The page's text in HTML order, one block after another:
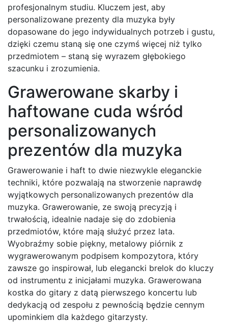
profesjonalnym studiu. Kluczem jest, aby
personalizowane prezenty dla muzyka były
dopasowane do jego indywidualnych potrzeb i gustu,
dzięki czemu staną się one czymś więcej niż tylko
przedmiotem – staną się wyrazem głębokiego
szacunku i zrozumienia.
Grawerowane skarby i
haftowane cuda wśród
personalizowanych
prezentów dla muzyka
Grawerowanie i haft to dwie niezwykle eleganckie
techniki, które pozwalają na stworzenie naprawdę
wyjątkowych personalizowanych prezentów dla
muzyka. Grawerowanie, ze swoją precyzją i
trwałością, idealnie nadaje się do zdobienia
przedmiotów, które mają służyć przez lata.
Wyobraźmy sobie piękny, metalowy piórnik z
wygrawerowanym podpisem kompozytora, który
zawsze go inspirował, lub elegancki brelok do kluczy
od instrumentu z inicjałami muzyka. Grawerowana
kostka do gitary z datą pierwszego koncertu lub
dedykacją od zespołu z pewnością będzie cennym
upominkiem dla każdego gitarzysty.